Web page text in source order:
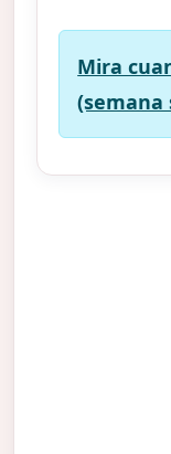
Mira
(semana